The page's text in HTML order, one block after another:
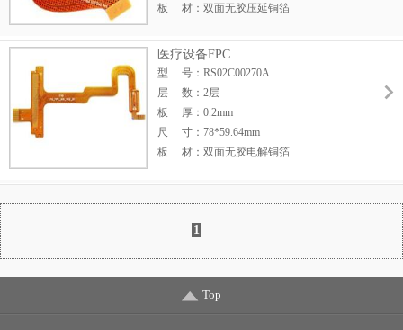
板 材：双面无胶压延铜箔
孔内铜厚：9um
线宽线距：0.075mm
最小孔径：0.2mm
表面处理：沉金≥1u"
产品用途：工控测绘仪软板
医疗设备FPC
型 号：RS02C00270A
层 数：2层
板 厚：0.2mm
尺 寸：78*59.64mm
板 材：双面无胶电解铜箔
最小孔径：0.2mm
1
Top